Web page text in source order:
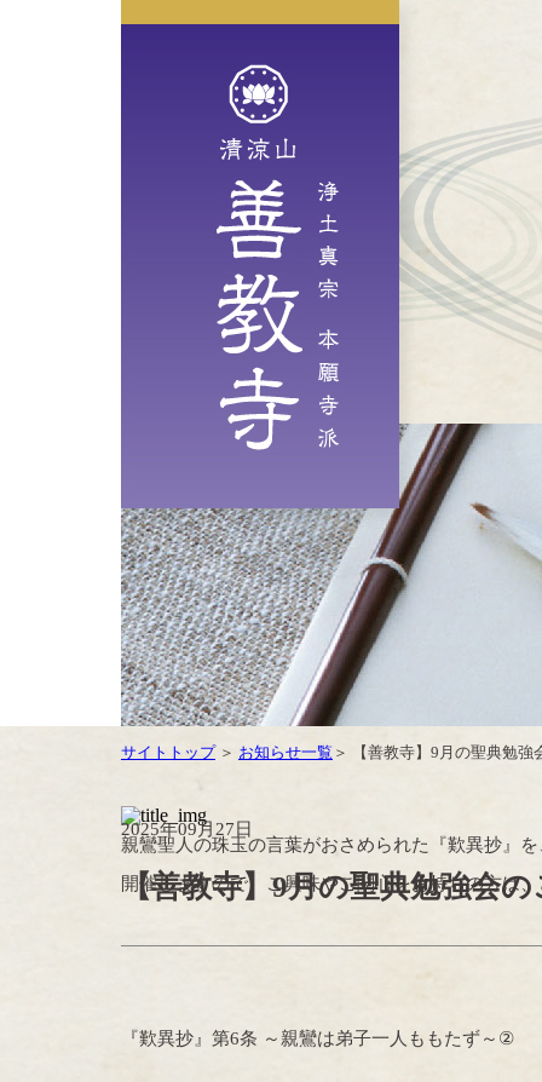
2025年09月27日
【善教寺】9月の聖典勉強会の
サイトトップ＞ お知らせ一覧 ＞ 【善教寺】9月の聖典勉強
親鸞聖人の珠玉の言葉がおさめられた『歎異抄』
開催しますので、ご興味やご関心をお持ちの方は
『歎異抄』第6条 ～親鸞は弟子一人ももたず～ ②